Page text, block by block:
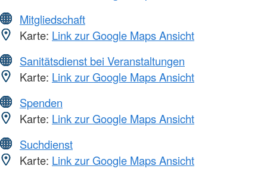
Mitgliedschaft
Karte: Link zur Google Maps Ansicht
Sanitätsdienst bei Veranstaltungen
Karte: Link zur Google Maps Ansicht
Spenden
Karte: Link zur Google Maps Ansicht
Suchdienst
Karte: Link zur Google Maps Ansicht